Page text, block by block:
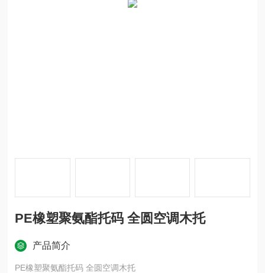
PE橡塑聚氨酯托码 全圆空调木托
产品简介
PE橡塑聚氨酯托码 全圆空调木托